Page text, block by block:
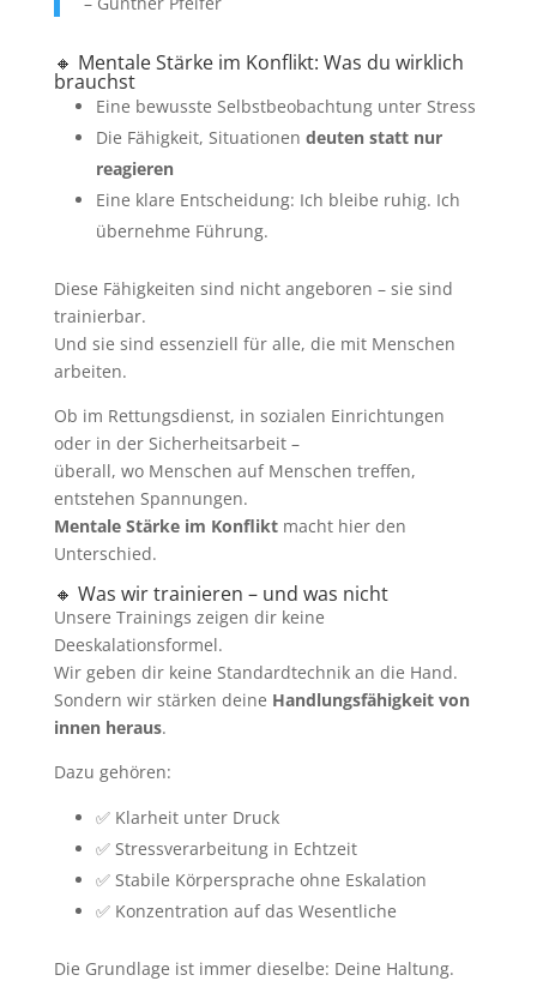
🔸 Mentale Stärke im Konflikt: Was du wirklich
brauchst
Eine bewusste Selbstbeobachtung unter Stress
Die Fähigkeit, Situationen deuten statt nur
reagieren
Eine klare Entscheidung: Ich bleibe ruhig. Ich
übernehme Führung.
Diese Fähigkeiten sind nicht angeboren – sie sind
trainierbar.
Und sie sind essenziell für alle, die mit Menschen
arbeiten.
Ob im Rettungsdienst, in sozialen Einrichtungen
oder in der Sicherheitsarbeit –
überall, wo Menschen auf Menschen treffen,
entstehen Spannungen.
Mentale Stärke im Konfliktmacht hier den
Unterschied.
🔸 Was wir trainieren – und was nicht
Unsere Trainings zeigen dir keine
Deeskalationsformel.
Wir geben dir keine Standardtechnik an die Hand.
Sondern wir stärken deine Handlungsfähigkeit von
innen heraus.
Dazu gehören:
✅ Klarheit unter Druck
✅ Stressverarbeitung in Echtzeit
✅ Stabile Körpersprache ohne Eskalation
✅ Konzentration auf das Wesentliche
Die Grundlage ist immer dieselbe: Deine Haltung.